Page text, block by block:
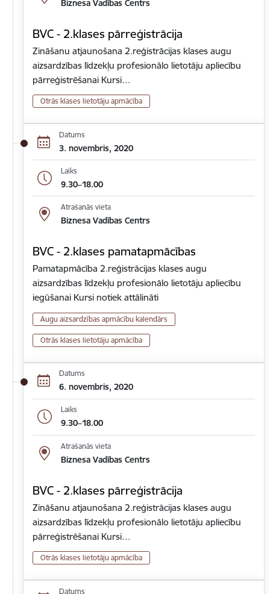
Biznesa Vadības Centrs
BVC - 2.klases pārreģistrācija
Zināšanu atjaunošana 2.reģistrācijas klases augu
aizsardzības līdzekļu profesionālo lietotāju apliecību
pārreģistrēšanai Kursi…
Otrās klases lietotāju apmācība
Datums
3. novembris, 2020
Laiks
9.30–18.00
Atrašanās vieta
Biznesa Vadības Centrs
BVC - 2.klases pamatapmācības
Pamatapmācība 2.reģistrācijas klases augu
aizsardzības līdzekļu profesionālo lietotāju apliecību
iegūšanai Kursi notiek attālināti
Augu aizsardzības apmācību kalendārs
Otrās klases lietotāju apmācība
Datums
6. novembris, 2020
Laiks
9.30–18.00
Atrašanās vieta
Biznesa Vadības Centrs
BVC - 2.klases pārreģistrācija
Zināšanu atjaunošana 2.reģistrācijas klases augu
aizsardzības līdzekļu profesionālo lietotāju apliecību
pārreģistrēšanai Kursi…
Otrās klases lietotāju apmācība
Datums